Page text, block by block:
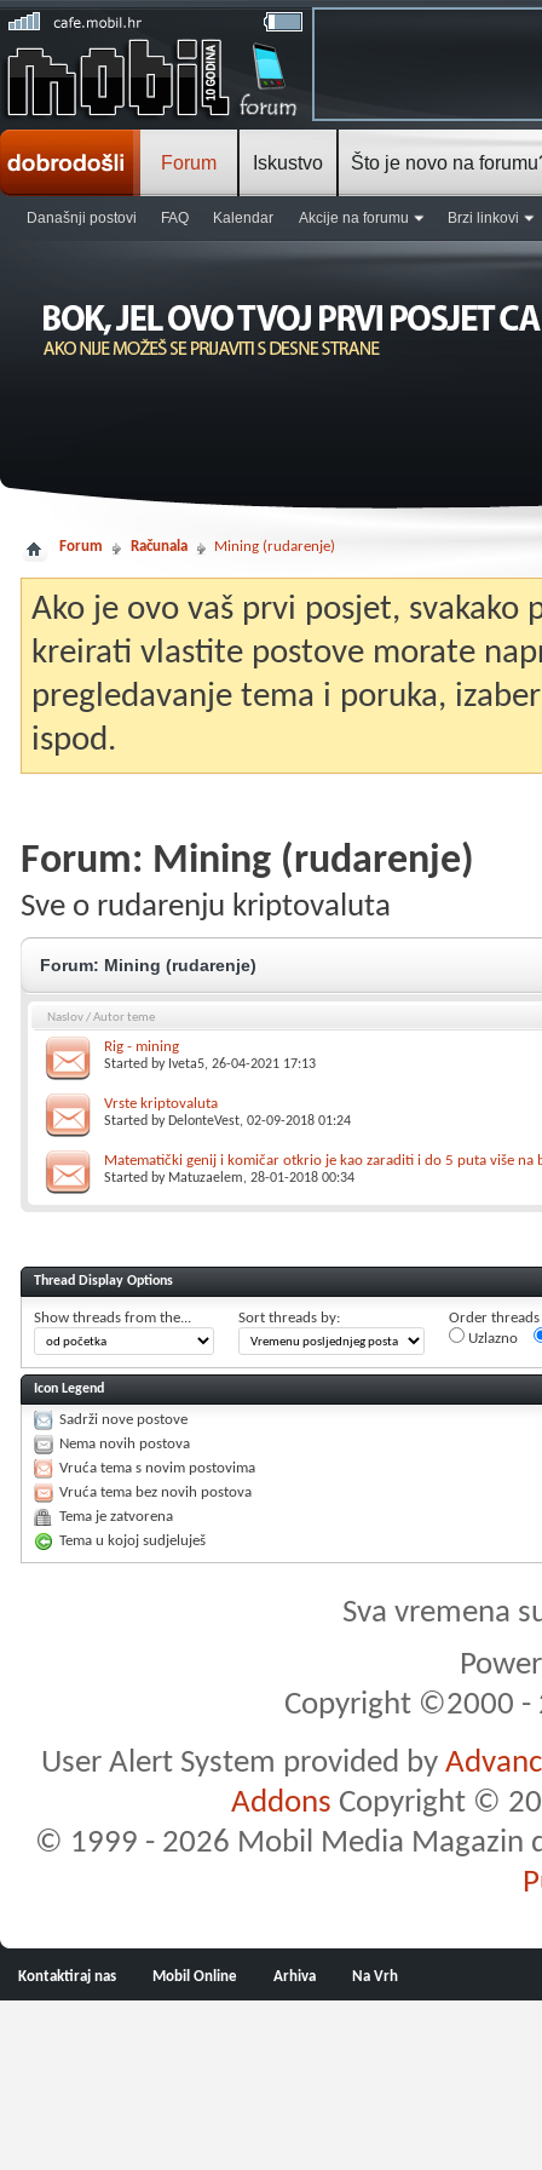
Forum
Današnji postovi FAQ Kalendar Akcije na forumu Brzi linkovi
Iskustvo Što je novo na
Forum Računala Mining (rudarenje)
Ako je ovo vaš prvi posjet, svakako
kreirati vlastite postove morate
pregledavanje tema i poruka,
ispod.
Forum: Mining (rudarenje)
Sve o rudarenju kriptovaluta
Forum: Mining (rudarenje)
Naslov/Autor teme
Rig - mining
Started by Iveta5, 26-04-2021 17:13
Vrste kriptovaluta
Started by DelonteVest, 02-09-2018 01:24
Matematički genij i komičar otkrio je kao zaraditi i do 5 puta više na
Started by Matuzaelem, 28-01-2018 00:34
Thread Display Options
Show threads from the... Sort threads by:
Order threads
Uzlazno
Icon Legend
Sadrži nove postove
Nema novih postova
Vruća tema s novim postovima
Vruća tema bez novih postova
Tema je zatvorena
Tema u kojoj sudjeluješ
Sva vremena
Copyright ©2000 -
User Alert System provided by
Addons Copyright ©
© 1999 - 2026 Mobil Media Magazin
Kontaktiraj nas Mobil Online Arhiva Na Vrh